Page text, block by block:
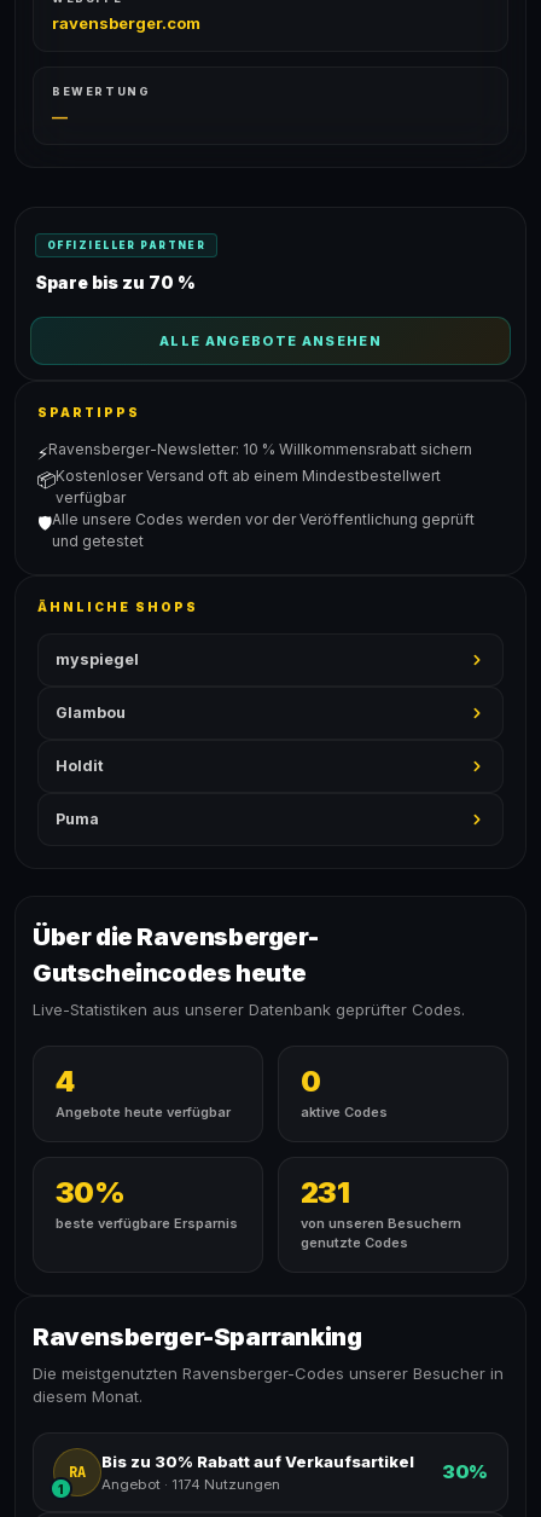
ravensberger.com
BEWERTUNG
—
OFFIZIELLER PARTNER
Spare bis zu 70 %
ALLE ANGEBOTE ANSEHEN
SPARTIPPS
⚡Ravensberger-Newsletter: 10 % Willkommensrabatt sichern
📦Kostenloser Versand oft ab einem Mindestbestellwert
verfügbar
🛡️Alle unsere Codes werden vor der Veröffentlichung geprüft
und getestet
ÄHNLICHE SHOPS
myspiegel
Glambou
Holdit
Puma
Über die Ravensberger-
Gutscheincodes heute
Live-Statistiken aus unserer Datenbank geprüfter Codes.
4
Angebote heute verfügbar
0
aktive Codes
30%
beste verfügbare Ersparnis
231
von unseren Besuchern
genutzte Codes
Ravensberger-Sparranking
Die meistgenutzten Ravensberger-Codes unserer Besucher in
diesem Monat.
RA
1
Bis zu 30% Rabatt auf Verkaufsartikel
Angebot · 1174 Nutzungen
30%